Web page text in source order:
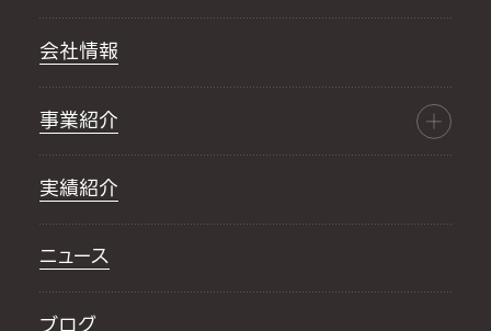
会社情報
事業紹介
実績紹介
ニュース